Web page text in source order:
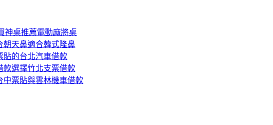
神桌推薦電動麻將桌
朝天鼻適合韓式隆鼻
貼的台北汽車借款
款選擇竹北支票借款
中票貼與雲林機車借款